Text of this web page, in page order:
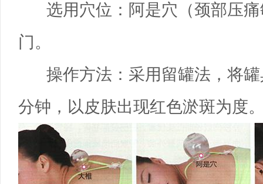
选用穴位：阿是穴（颈部压痛
门。
操作方法：采用留罐法，将罐
分钟，以皮肤出现红色淤斑为度